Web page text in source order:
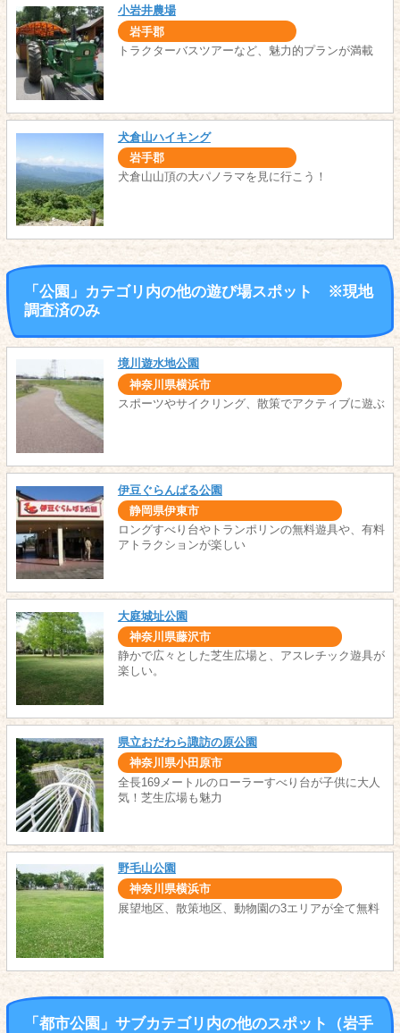
小岩井農場
岩手郡
トラクターバスツアーなど、魅力的プランが満載
犬倉山ハイキング
岩手郡
犬倉山山頂の大パノラマを見に行こう！
「公園」カテゴリ内の他の遊び場スポット ※現地
調査済のみ
境川遊水地公園
神奈川県横浜市
スポーツやサイクリング、散策でアクティブに遊ぶ
伊豆ぐらんぱる公園
静岡県伊東市
ロングすべり台やトランポリンの無料遊具や、有料
アトラクションが楽しい
大庭城址公園
神奈川県藤沢市
静かで広々とした芝生広場と、アスレチック遊具が
楽しい。
県立おだわら諏訪の原公園
神奈川県小田原市
全長169メートルのローラーすべり台が子供に大人
気！芝生広場も魅力
野毛山公園
神奈川県横浜市
展望地区、散策地区、動物園の3エリアが全て無料
「都市公園」サブカテゴリ内の他のスポット（岩手